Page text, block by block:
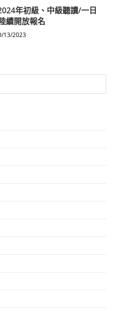
年初級、中級聽讀/一日
續開放報名
13/2023